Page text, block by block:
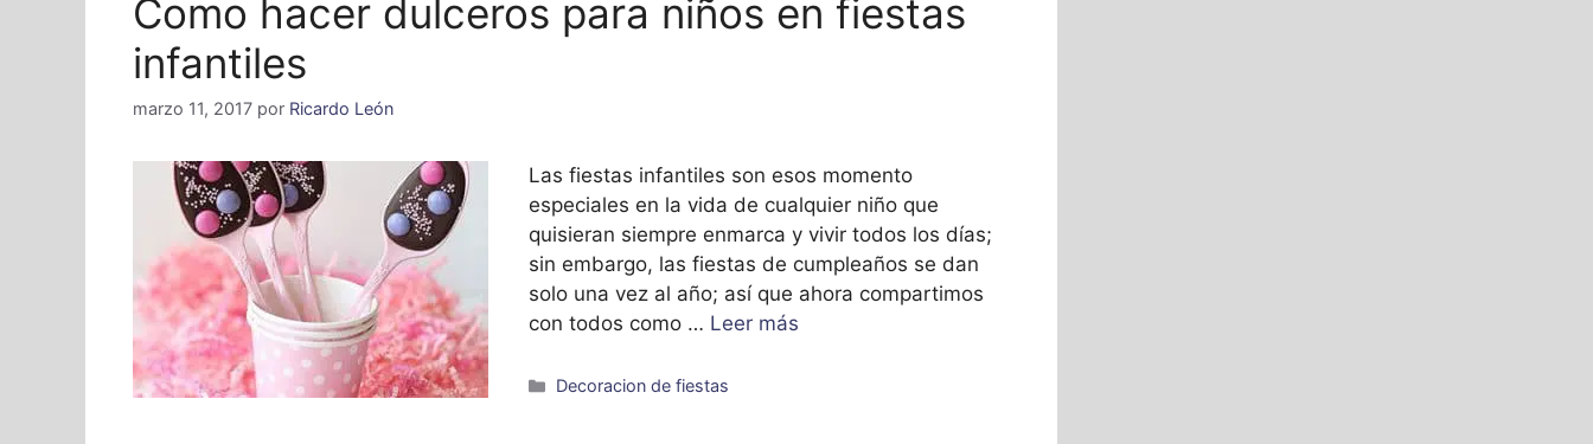
Como hacer dulceros para niños en fiestas
infantiles
marzo 11, 2017 por Ricardo León
Las fiestas infantiles son esos momento
especiales en la vida de cualquier niño que
quisieran siempre enmarca y vivir todos los días;
sin embargo, las fiestas de cumpleaños se dan
solo una vez al año; así que ahora compartimos
con todos como … Leer más
Categorías
Decoracion de fiestas